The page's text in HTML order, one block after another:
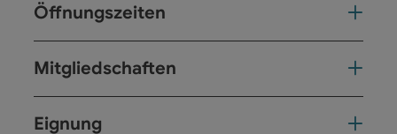
Öffnungszeiten
Mitgliedschaften
Eignung